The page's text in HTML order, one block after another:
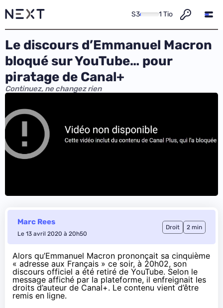
S3 1 Tio
Le discours d’Emmanuel Macron
bloqué sur YouTube… pour
piratage de Canal+
Continuez, ne changez rien
Marc Rees
Le 13 avril 2020 à 20h50
Droit 2 min
Alors qu’Emmanuel Macron prononçait sa cinquième
« adresse aux Français » ce soir, à 20h02, son
discours officiel a été retiré de YouTube. Selon le
message affiché par la plateforme, il enfreignait les
droits d’auteur de Canal+. Le contenu vient d’être
remis en ligne.